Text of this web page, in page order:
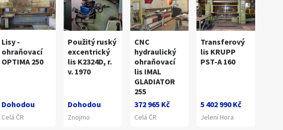
1 / 2
Lisy -
ohraňovací
OPTIMA 250
Dohodou
Celá ČR
Použitý ruský
excentrický
lis K2324D, r.
v. 1970
Dohodou
Znojmo
CNC
hydraulický
ohraňovací
lis IMAL
GLADIATOR
255
372 965 Kč
Celá ČR
Transferový
lis KRUPP
PST-A 160
5 402 990 Kč
Jelení Hora